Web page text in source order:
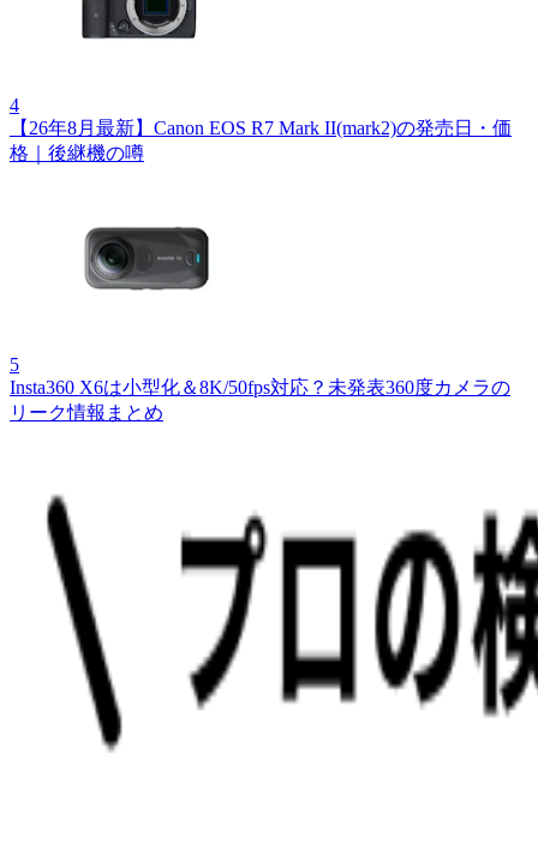
4
【26年8月最新】Canon EOS R7 Mark II(mark2)の発売日・価
格｜後継機の噂
5
Insta360 X6は小型化＆8K/50fps対応？未発表360度カメラの
リーク情報まとめ